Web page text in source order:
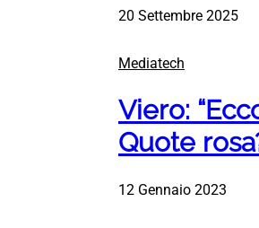
20 Settembre 2025
Mediatech
Viero:
Quote
12 Gennaio 2023